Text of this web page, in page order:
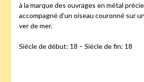
à la marque des ouvrages en métal
accompagné d’un oiseau couronné sur
ver de mer.
Siécle de début: 18 – Siécle de fin: 18